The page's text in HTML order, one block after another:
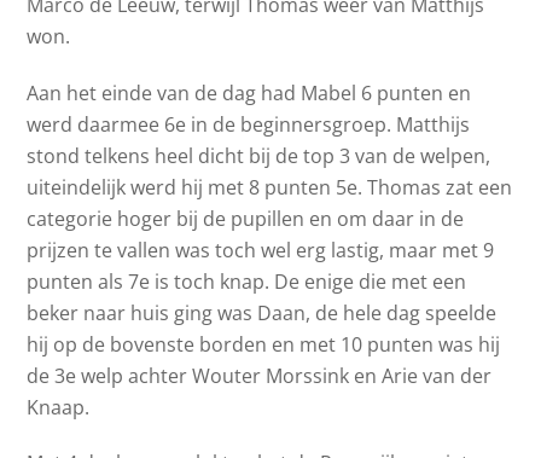
won.
Aan het einde van de dag had Mabel 6 punten en
werd daarmee 6e in de beginnersgroep. Matthijs
stond telkens heel dicht bij de top 3 van de welpen,
uiteindelijk werd hij met 8 punten 5e. Thomas zat een
categorie hoger bij de pupillen en om daar in de
prijzen te vallen was toch wel erg lastig, maar met 9
punten als 7e is toch knap. De enige die met een
beker naar huis ging was Daan, de hele dag speelde
hij op de bovenste borden en met 10 punten was hij
de 3e welp achter Wouter Morssink en Arie van der
Knaap.